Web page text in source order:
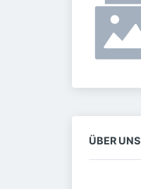
ÜBER UNS